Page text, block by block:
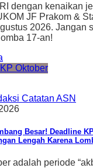
dengan kenaikan
JF Prakom &
2026. Jangan
17-an!
Catatan ASN
Besar! Deadline
Lengah Karena
adalah periode